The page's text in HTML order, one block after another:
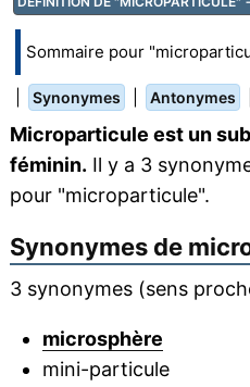
Sommaire pour
Synonymes Antonymes
Microparticule est un
féminin. Il y a 3
pour "microparticule".
Synonymes de
3 synonymes (sens
microsphère
mini-particule